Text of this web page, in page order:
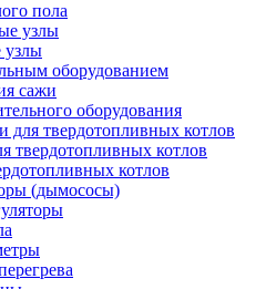
пола
узлы
узлы
оборудованием
сажи
оборудования
для твердотопливных котлов
твердотопливных котлов
котлов
(дымососы)